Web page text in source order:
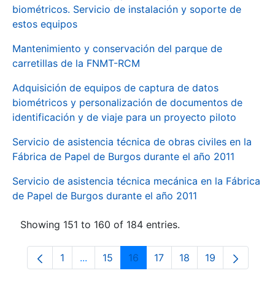
biométricos. Servicio de instalación y soporte de
estos equipos
Mantenimiento y conservación del parque de
carretillas de la FNMT-RCM
Adquisición de equipos de captura de datos
biométricos y personalización de documentos de
identificación y de viaje para un proyecto piloto
Servicio de asistencia técnica de obras civiles en la
Fábrica de Papel de Burgos durante el año 2011
Servicio de asistencia técnica mecánica en la Fábrica
de Papel de Burgos durante el año 2011
Showing 151 to 160 of 184 entries.
Page
1 ...Intermediate Pages Use TAB to navigate.
Page
15 Page
16 Page
17 Page
18 Page
19